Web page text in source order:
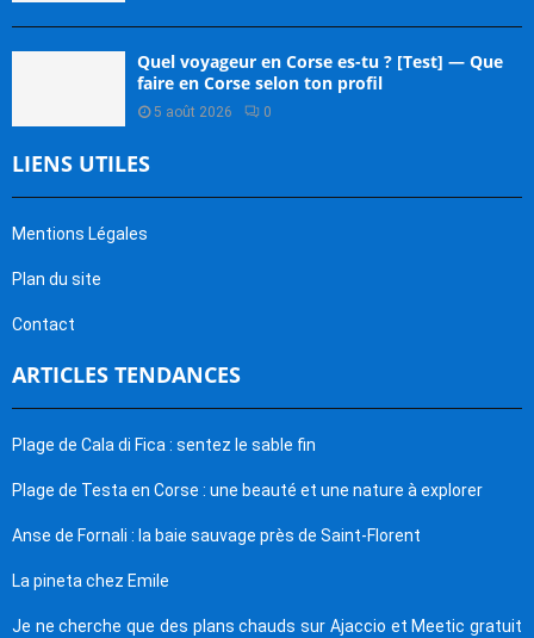
Quel voyageur en Corse es-tu ? [Test] — Que
faire en Corse selon ton profil
5 août 2026 0
LIENS UTILES
Mentions Légales
Plan du site
Contact
ARTICLES TENDANCES
Plage de Cala di Fica : sentez le sable fin
Plage de Testa en Corse : une beauté et une nature à explorer
Anse de Fornali : la baie sauvage près de Saint-Florent
La pineta chez Emile
Je ne cherche que des plans chauds sur Ajaccio et Meetic gratuit